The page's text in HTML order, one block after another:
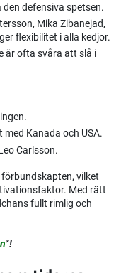
defensiva spetsen.
Mika Zibanejad,
flexibilitet i alla kedjor.
är ofta svåra att slå i
Kanada och USA.
Carlsson.
vilket
Med rätt
fullt rimlig och
*!